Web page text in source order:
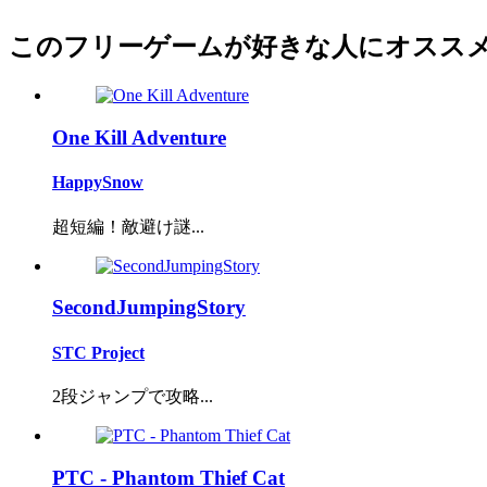
このフリーゲームが好きな人にオスス
One Kill Adventure
HappySnow
超短編！敵避け謎...
SecondJumpingStory
STC Project
2段ジャンプで攻略...
PTC - Phantom Thief Cat